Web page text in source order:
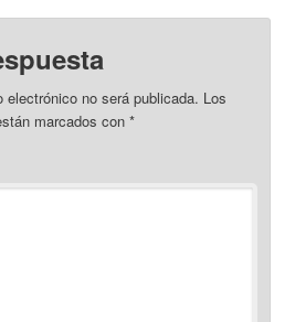
electrónico no será publicada. Los
marcados con*